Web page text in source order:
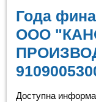
Года
ООО
Доступна